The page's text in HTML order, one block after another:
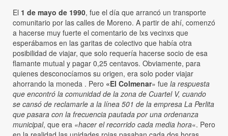
El 1 de mayo de 1990, fue el día que arrancó un transporte
comunitario por las calles de Moreno. A partir de ahí, comenzó
a hacerse muy fuerte el comentario de lxs vecinxs que
esperábamos en las garitas de colectivo que había otra
posibilidad de viajar, que solo requería hacerse socio de esa
flamante mutual y pagar 0,25 centavos. Obviamente, para
quienes desconocíamos su origen, era solo poder viajar
ahorrando la moneda . Pero «El Colmenar» fue la respuesta
que encontró la comunidad de la zona de Cuartel V, cuando
se cansó de reclamarle a la línea 501 de la empresa La Perlita
que pasara con la frecuencia pautada por una ordenanza
municipal, que era «hacer el recorrido cada media hora«. Pero